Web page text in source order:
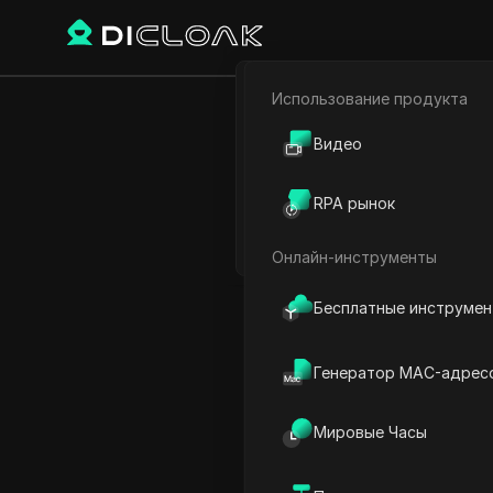
Электронная коммерция
Использование продукта
Видео
RPA рынок
Онлайн-инструменты
Бесплатные
Генератор MAC-
Мировые Часы
Назад
Введение в заработок
Использование RawPixel
Поиск уникальных